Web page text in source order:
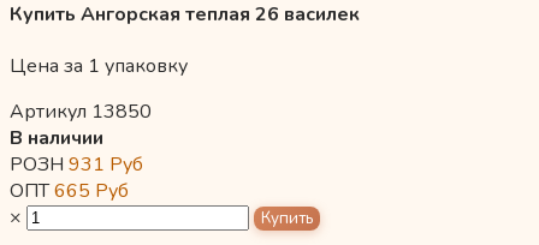
Купить Ангорская теплая 26 василек
Цена за 1 упаковку
Артикул 13850
В наличии
РОЗН 931 Руб
ОПТ665 Руб
×